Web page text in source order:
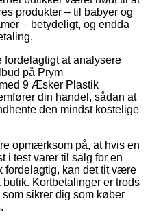
produkter – til babyer og
– betydeligt, og endda
fordelagtigt at analysere
på Prym
9 Æsker Plastik
din handel, sådan at
den mindst kostelige
opmærksom på, at hvis en
i test varer til salg for en
fordelagtig, kan det tit være
Kortbetalinger er trods
sikrer dig som køber